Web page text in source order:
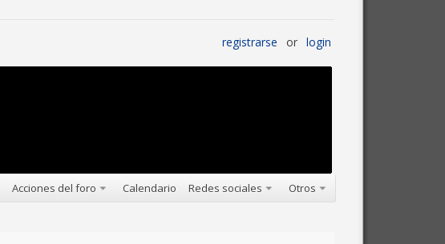
registrarse or login
Acciones del foro Calendario Redes sociales Otros